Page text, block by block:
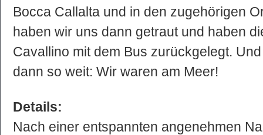
Bocca Callalta und in den zugehörigen
haben wir uns dann getraut und haben
Cavallino mit dem Bus zurückgelegt.
dann so weit: Wir waren am Meer!
Details:
Nach einer entspannten angenehmen